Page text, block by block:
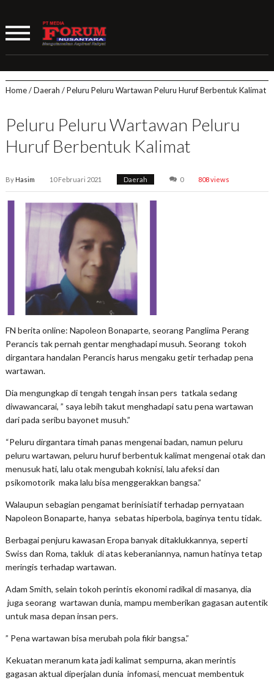
Home/Daerah /Peluru Peluru Wartawan Peluru Huruf Berbentuk Kalimat
Peluru Peluru Wartawan Peluru
Huruf Berbentuk Kalimat
ByHasim 10 Februari 2021 Daerah 0 808 views
FN berita online: Napoleon Bonaparte, seorang Panglima Perang
Perancis tak pernah gentar menghadapi musuh. Seorang tokoh
dirgantara handalan Perancis harus mengaku getir terhadap pena
wartawan.
Dia mengungkap di tengah tengah insan pers tatkala sedang
diwawancarai, ” saya lebih takut menghadapi satu pena wartawan
dari pada seribu bayonet musuh.”
“Peluru dirgantara timah panas mengenai badan, namun peluru
peluru wartawan, peluru huruf berbentuk kalimat mengenai otak dan
menusuk hati, lalu otak mengubah koknisi, lalu afeksi dan
psikomotorik maka lalu bisa menggerakkan bangsa.”
Walaupun sebagian pengamat berinisiatif terhadap pernyataan
Napoleon Bonaparte, hanya sebatas hiperbola, baginya tentu tidak.
Berbagai penjuru kawasan Eropa banyak ditaklukkannya, seperti
Swiss dan Roma, takluk di atas keberaniannya, namun hatinya tetap
meringis terhadap wartawan.
Adam Smith, selain tokoh perintis ekonomi radikal di masanya, dia
juga seorang wartawan dunia, mampu memberikan gagasan autentik
untuk masa depan insan pers.
” Pena wartawan bisa merubah pola fikir bangsa.”
Kekuatan meranum kata jadi kalimat sempurna, akan merintis
gagasan aktual diperjalan dunia infomasi, mencuat membentuk